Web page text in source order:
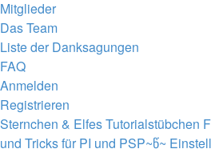
Mitglieder
Das Team
Liste der Danksagungen
FAQ
Anmelden
Registrieren
Sternchen & Elfes Tutorialstübchen
und Tricks für PI und PSP~წ~